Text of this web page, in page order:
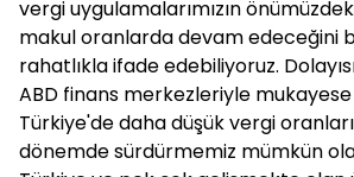
vergi uygulamalarımızın
makul oranlarda devam edeceğini
rahatlıkla ifade edebiliyoruz.
ABD finans merkezleriyle
Türkiye'de daha düşük vergi
dönemde sürdürmemiz mümkün